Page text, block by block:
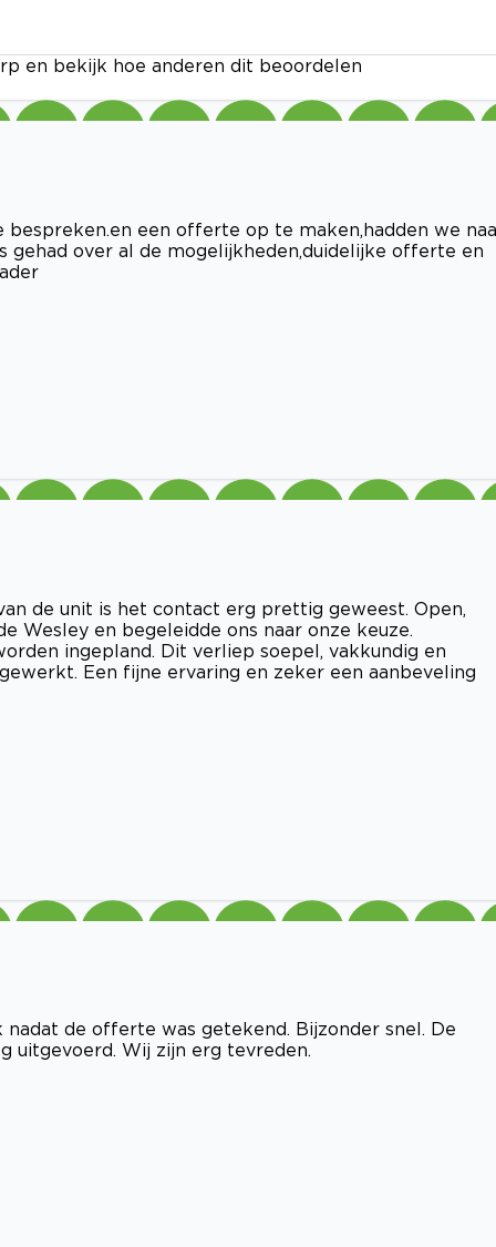
en bekijk hoe anderen dit beoordelen
een offerte op te maken,hadden we
gehad over al de mogelijkheden,duidelijke offerte en
de unit is het contact erg prettig geweest. Open,
Wesley en begeleidde ons naar onze keuze.
ingepland. Dit verliep soepel, vakkundig en
Een fijne ervaring en zeker een aanbeveling
de offerte was getekend. Bijzonder snel. De
uitgevoerd. Wij zijn erg tevreden.